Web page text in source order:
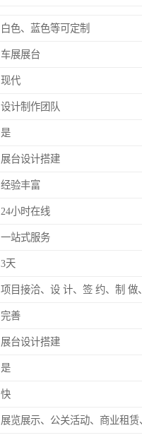
白色、蓝色等可定制
车展展台
现代
设计制作团队
是
展台设计搭建
经验丰富
24小时在线
一站式服务
3天
完善
展台设计搭建
是
快
展览展示、公关活动、商业租